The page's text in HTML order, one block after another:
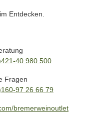
Entdecken.
40 980 500
Fragen
97 26 66 79
bremerweinoutlet